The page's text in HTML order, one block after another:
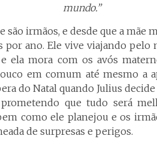
mundo.”
são irmãos, e desde que a mãe
por ano. Ele vive viajando pelo
ela mora com os avós
em comum até mesmo a
do Natal quando Julius
que tudo será
como ele planejou e os
de surpresas e perigos.